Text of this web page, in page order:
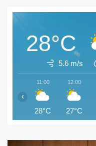
28°C
5.6 m/s
11:00
28°C
12:00
27°C
‹